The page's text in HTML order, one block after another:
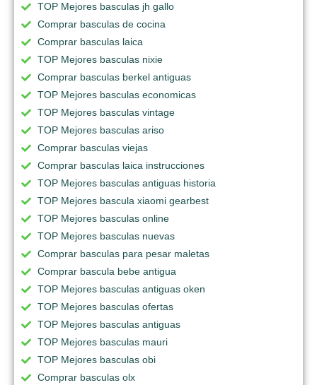
TOP Mejores basculas jh gallo
Comprar basculas de cocina
Comprar basculas laica
TOP Mejores basculas nixie
Comprar basculas berkel antiguas
TOP Mejores basculas economicas
TOP Mejores basculas vintage
TOP Mejores basculas ariso
Comprar basculas viejas
Comprar basculas laica instrucciones
TOP Mejores basculas antiguas historia
TOP Mejores bascula xiaomi gearbest
TOP Mejores basculas online
TOP Mejores basculas nuevas
Comprar basculas para pesar maletas
Comprar bascula bebe antigua
TOP Mejores basculas antiguas oken
TOP Mejores basculas ofertas
TOP Mejores basculas antiguas
TOP Mejores basculas mauri
TOP Mejores basculas obi
Comprar basculas olx